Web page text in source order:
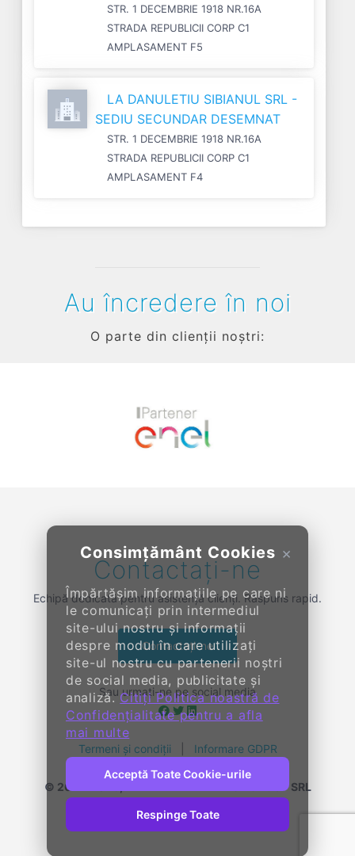
STR. 1 DECEMBRIE 1918 NR.16A
STRADA REPUBLICII CORP C1
AMPLASAMENT F5
LA DANULETIU SIBIANUL SRL -
SEDIU SECUNDAR DESEMNAT
STR. 1 DECEMBRIE 1918 NR.16A
STRADA REPUBLICII CORP C1
AMPLASAMENT F4
×
Consimțământ Cookies
Împărtășim informațiile pe care ni
le comunicați prin intermediul
site-ului nostru și informații
despre modul în care utilizați
site-ul nostru cu partenerii noștri
de social media, publicitate și
analiză.Citiți Politica noastră de
Confidențialitate pentru a afla
mai multe
Acceptă Toate Cookie-urile
Respinge Toate
Au încredere în noi
O parte din clienții noștri:
Contactați-ne
Echipă dedicată pentru asistență clienți. Răspuns rapid.
Contactați-ne
Sau urmați-ne pe social media
Termeni și condiții Informare GDPR
© 2014-
2026, KENDALL ENTERPRISE GROUP SRL